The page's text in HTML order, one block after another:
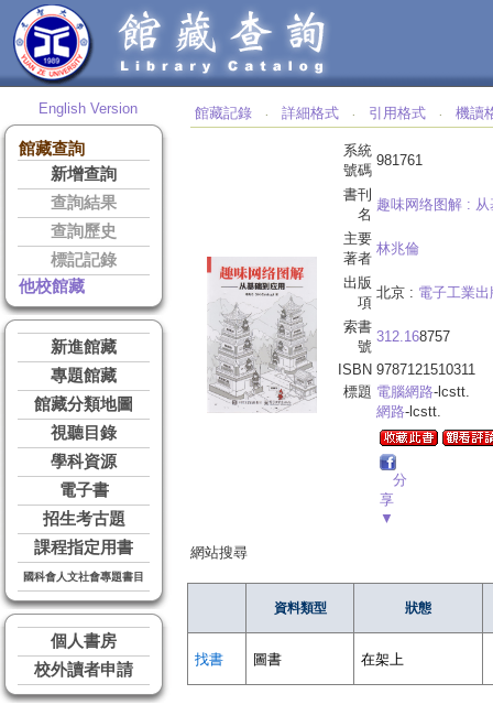
English Version
館藏查詢
新增查詢
查詢結果
查詢歷史
標記記錄
他校館藏
新進館藏
專題館藏
館藏分類地圖
視聽目錄
學科資源
電子書
招生考古題
課程指定用書
國科會人文社會專題書目
個人書房
校外讀者申請
館藏記錄 ‧ 詳細格式 ‧ 引用格式 ‧ 機讀
系統
號碼
981761
書刊
名
趣味网络图解 :
主要
著者
林兆倫
出版
項
北京 : 電子工業
索書
號
312.168757
ISBN 9787121510311
標題 電腦網路-lcstt.
網路-lcstt.
分
享
▼
網站搜尋
資料類型 狀態
找書 圖書 在架上